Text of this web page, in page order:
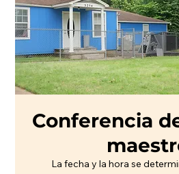
Conferencia
La fecha y la hora se